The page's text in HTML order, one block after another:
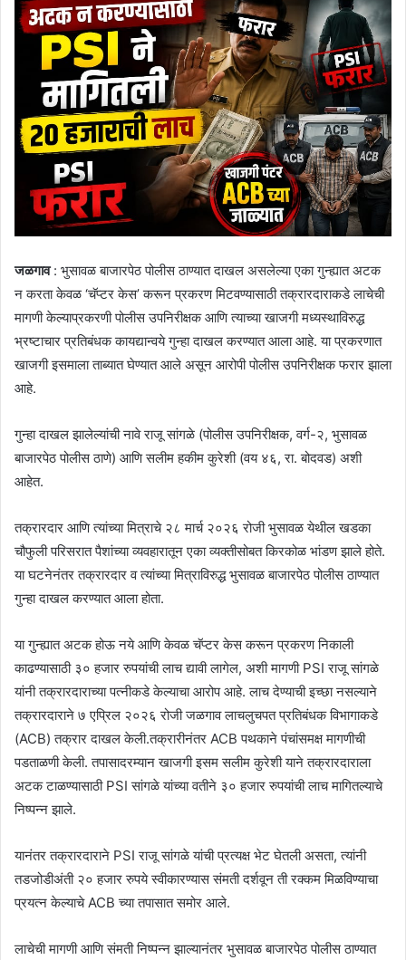
जळगाव: भुसावळ बाजारपेठ पोलीस ठाण्यात दाखल असलेल्या एका गुन्ह्यात अटक
न करता केवळ ‘चॅप्टर केस’ करून प्रकरण मिटवण्यासाठी तक्रारदाराकडे लाचेची
मागणी केल्याप्रकरणी पोलीस उपनिरीक्षक आणि त्याच्या खाजगी मध्यस्थाविरुद्ध
भ्रष्टाचार प्रतिबंधक कायद्यान्वये गुन्हा दाखल करण्यात आला आहे. या प्रकरणात
खाजगी इसमाला ताब्यात घेण्यात आले असून आरोपी पोलीस उपनिरीक्षक फरार झाला
आहे.
गुन्हा दाखल झालेल्यांची नावे राजू सांगळे (पोलीस उपनिरीक्षक, वर्ग-२, भुसावळ
बाजारपेठ पोलीस ठाणे) आणि सलीम हकीम कुरेशी (वय ४६, रा. बोदवड) अशी
आहेत.
तक्रारदार आणि त्यांच्या मित्राचे २८ मार्च २०२६ रोजी भुसावळ येथील खडका
चौफुली परिसरात पैशांच्या व्यवहारातून एका व्यक्तीसोबत किरकोळ भांडण झाले होते.
या घटनेनंतर तक्रारदार व त्यांच्या मित्राविरुद्ध भुसावळ बाजारपेठ पोलीस ठाण्यात
गुन्हा दाखल करण्यात आला होता.
या गुन्ह्यात अटक होऊ नये आणि केवळ चॅप्टर केस करून प्रकरण निकाली
काढण्यासाठी ३० हजार रुपयांची लाच द्यावी लागेल, अशी मागणी PSI राजू सांगळे
यांनी तक्रारदाराच्या पत्नीकडे केल्याचा आरोप आहे. लाच देण्याची इच्छा नसल्याने
तक्रारदाराने ७ एप्रिल २०२६ रोजी जळगाव लाचलुचपत प्रतिबंधक विभागाकडे
(ACB) तक्रार दाखल केली.तक्रारीनंतर ACB पथकाने पंचांसमक्ष मागणीची
पडताळणी केली. तपासादरम्यान खाजगी इसम सलीम कुरेशी याने तक्रारदाराला
अटक टाळण्यासाठी PSI सांगळे यांच्या वतीने ३० हजार रुपयांची लाच मागितल्याचे
निष्पन्न झाले.
यानंतर तक्रारदाराने PSI राजू सांगळे यांची प्रत्यक्ष भेट घेतली असता, त्यांनी
तडजोडीअंती २० हजार रुपये स्वीकारण्यास संमती दर्शवून ती रक्कम मिळविण्याचा
प्रयत्न केल्याचे ACB च्या तपासात समोर आले.
लाचेची मागणी आणि संमती निष्पन्न झाल्यानंतर भुसावळ बाजारपेठ पोलीस ठाण्यात